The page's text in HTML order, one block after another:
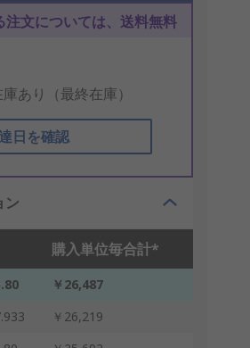
文については、送料無料
あり（最終在庫）
日を確認
ン
購入単位毎合計*
￥26,487
￥26,219